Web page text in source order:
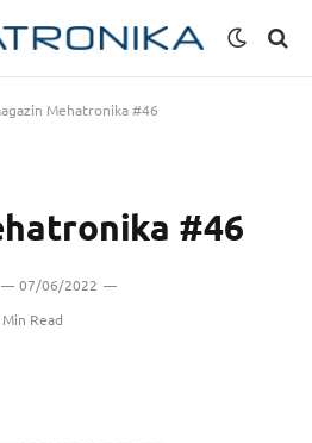
Mehatronika #46
#46
07/06/2022
Min Read